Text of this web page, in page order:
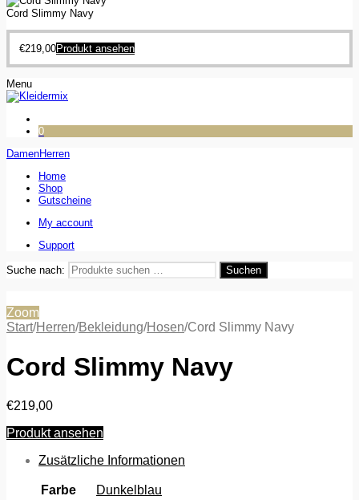
Cord Slimmy Navy
€219,00Produkt ansehen
Menu
0
DamenHerren
Home
Shop
Gutscheine
My account
Support
Suche nach: Suchen
Zoom
Start/Herren/Bekleidung/Hosen/Cord Slimmy Navy
Cord Slimmy Navy
€219,00
Produkt ansehen
Zusätzliche Informationen
Farbe Dunkelblau